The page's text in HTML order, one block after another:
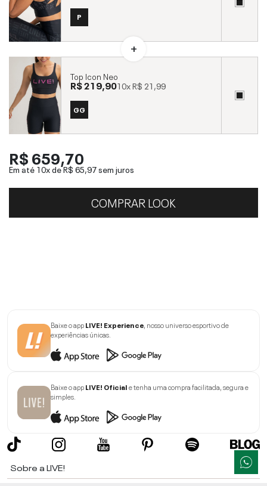
P
Top Icon Neo
R$ 219,9010xR$ 21,99
GG
R$ 659,70
Em até 10x deR$ 65,97sem juros
COMPRAR LOOK
Baixe o appLIVE! Experience, nosso universo esportivo de
experiências únicas.
Baixe o appLIVE! Oficiale tenha uma compra facilitada, segura e
simples.
Sobre a LIVE!